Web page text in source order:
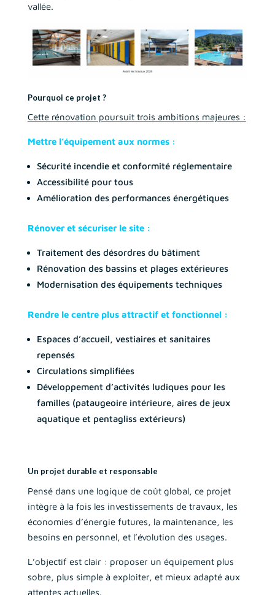
vallée.
Pourquoi ce projet ?
Cette rénovation poursuit trois ambitions majeures :
Mettre l’équipement aux normes :
Sécurité incendie et conformité réglementaire
Accessibilité pour tous
Amélioration des performances énergétiques
Rénover et sécuriser le site :
Traitement des désordres du bâtiment
Rénovation des bassins et plages extérieures
Modernisation des équipements techniques
Rendre le centre plus attractif et fonctionnel :
Espaces d’accueil, vestiaires et sanitaires
repensés
Circulations simplifiées
Développement d’activités ludiques pour les
familles (pataugeoire intérieure, aires de jeux
aquatique et pentagliss extérieurs)
Un projet durable et responsable
Pensé dans une logique de coût global, ce projet
intègre à la fois les investissements de travaux, les
économies d’énergie futures, la maintenance, les
besoins en personnel, et l’évolution des usages.
L’objectif est clair : proposer un équipement plus
sobre, plus simple à exploiter, et mieux adapté aux
attentes actuelles.